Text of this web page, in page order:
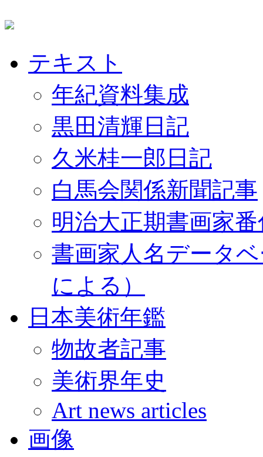
テキスト
年紀資料集成
黒田清輝日記
久米桂一郎日記
白馬会関係新聞記事
明治大正期書画家
書画家人名データ
による）
日本美術年鑑
物故者記事
美術界年史
Art news articles
画像